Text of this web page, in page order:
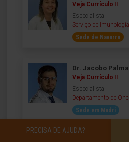
Veja Currículo
Especialista
Serviço de
Sede de Navarra
Dr. Jacobo
Veja Currículo
Especialista
Departamento de
Sede em Madri
PRECISA DE AJUDA?